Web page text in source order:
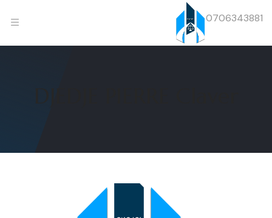
0706343881